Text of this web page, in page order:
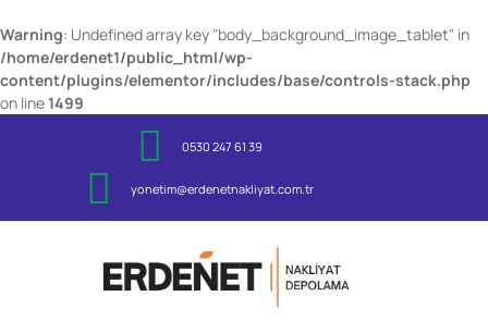
Warning: Undefined array key "body_background_image_tablet" in
/home/erdenet1/public_html/wp-
content/plugins/elementor/includes/base/controls-stack.php
on line 1499
0530 247 61 39
yonetim@erdenetnakliyat.com.tr